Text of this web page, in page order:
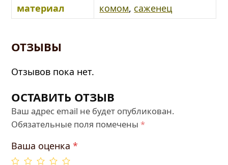
материал
комом, саженец
ОТЗЫВЫ
Отзывов пока нет.
ОСТАВИТЬ ОТЗЫВ
Ваш адрес email не будет опубликован.
Обязательные поля помечены*
Ваша оценка*